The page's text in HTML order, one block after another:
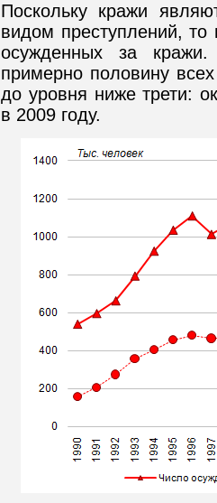
Поскольку кражи
видом преступлений,
осужденных за
примерно половину
до уровня ниже трети:
в 2009 году.